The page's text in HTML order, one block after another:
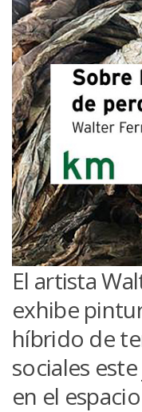
El artista
exhibe
híbrido de
sociales
en el